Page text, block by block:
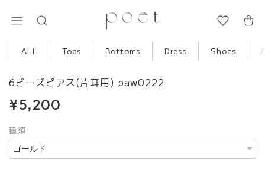
ALL Tops Bottoms Dress Shoes
6ビーズピアス(片耳用) paw0222
¥5,200
種類